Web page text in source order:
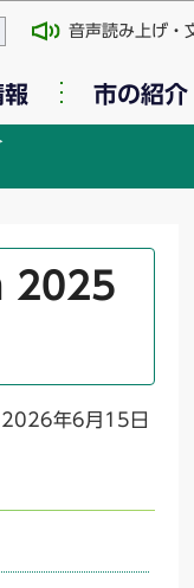
音声読み上げ・
市の紹介
2025
2026年6月15日